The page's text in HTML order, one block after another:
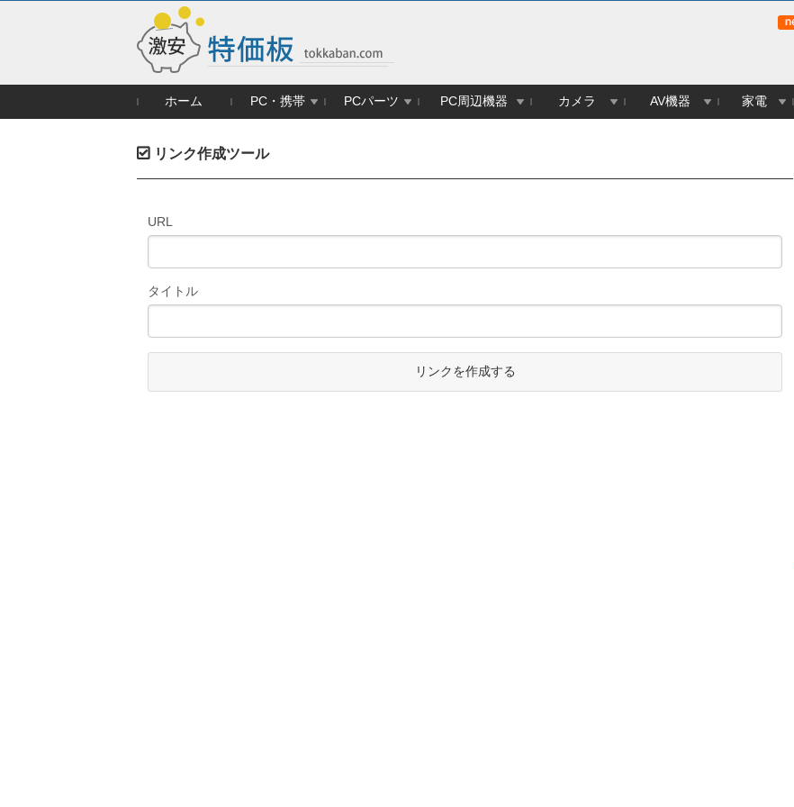
ホーム PC・携帯 PCパーツ PC周辺機器 カメラ AV機器 家電
リンク作成ツール
URL
タイトル
リンクを作成する